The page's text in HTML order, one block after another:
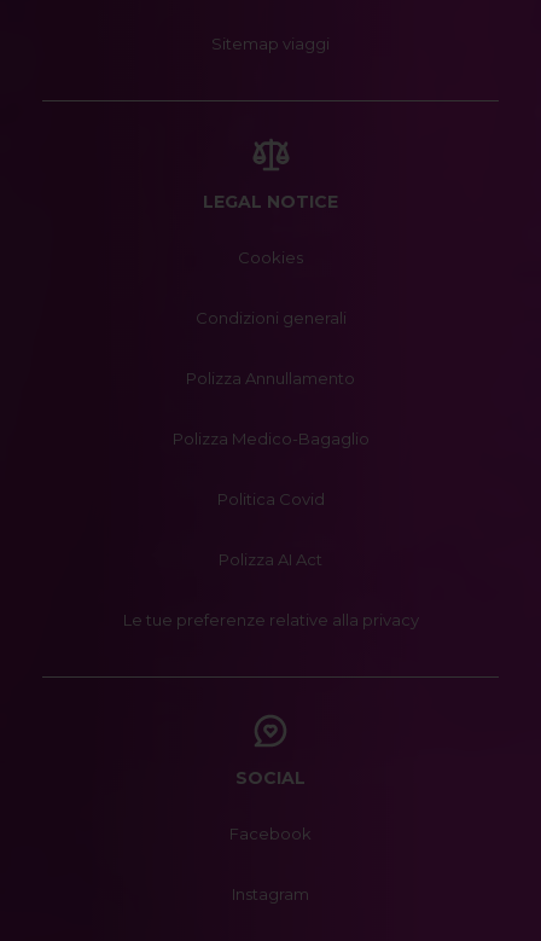
Sitemap viaggi
LEGAL NOTICE
Cookies
Condizioni generali
Polizza Annullamento
Polizza Medico-Bagaglio
Politica Covid
Polizza AI Act
Le tue preferenze relative alla privacy
SOCIAL
Facebook
Instagram